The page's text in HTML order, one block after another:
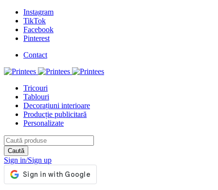
Instagram
TikTok
Facebook
Pinterest
Contact
Tricouri
Tablouri
Decorațiuni interioare
Producție publicitară
Personalizate
Sign in/Sign up